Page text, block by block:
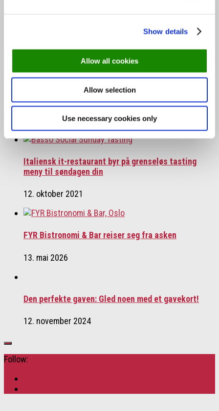
Show details
Allow all cookies
Allow selection
Use necessary cookies only
kan få nyte et etterlengtet fransk gourmetmåltid.
Nyetablert sushibar-konsept i Oslo!
Åpner for alkoholservering igjen
You may also like...
Italiensk it-restaurant byr på grenseløs tasting
meny til søndagen din
12. oktober 2021
FYR Bistronomi & Bar reiser seg fra asken
13. mai 2026
Den perfekte gaven: Gled noen med et gavekort!
12. november 2024
Follow: